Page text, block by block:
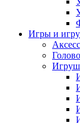
Игры и